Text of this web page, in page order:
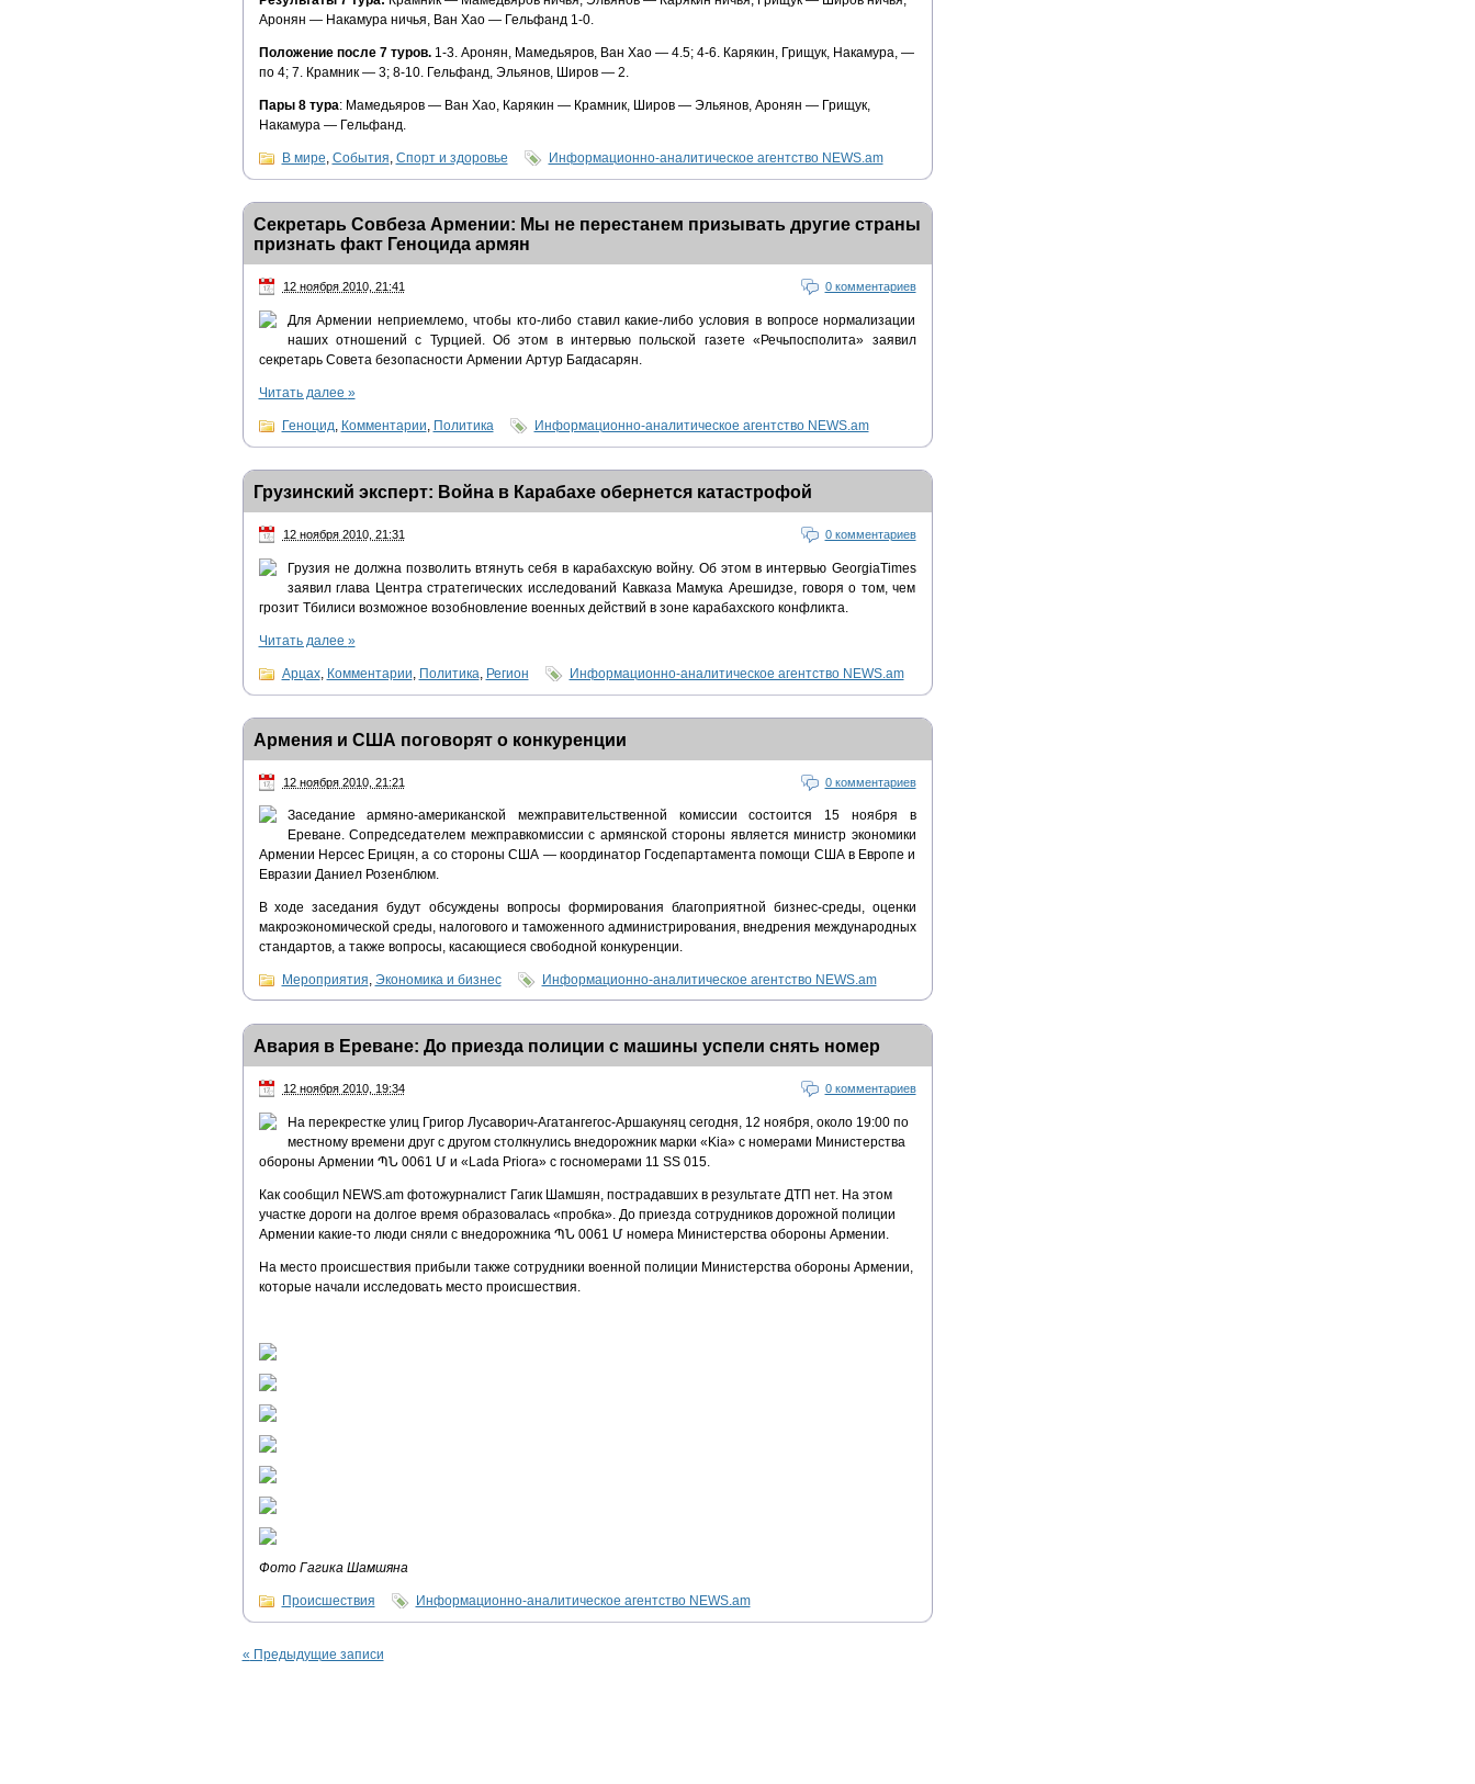
Аронян — Накамура ничья, Ван Хао — Гельфанд 1-0.
Положение после 7 туров.1-3. Аронян, Мамедьяров, Ван Хао — 4.5; 4-6. Карякин, Грищук, Накамура, —
по 4; 7. Крамник — 3; 8-10. Гельфанд, Эльянов, Широв — 2.
Пары 8 тура: Мамедьяров — Ван Хао, Карякин — Крамник, Широв — Эльянов, Аронян — Грищук,
Накамура — Гельфанд.
В мире, События, Спорт и здоровье Информационно-аналитическое агентство NEWS.am
Секретарь Совбеза Армении: Мы не перестанем призывать другие страны
признать факт Геноцида армян
12 ноября 2010, 21:41 0 комментариев
Для Армении неприемлемо, чтобы кто-либо ставил какие-либо условия в вопросе нормализации
наших отношений с Турцией. Об этом в интервью польской газете «Речьпосполита» заявил
секретарь Совета безопасности Армении Артур Багдасарян.
Читать далее »
Геноцид, Комментарии, Политика Информационно-аналитическое агентство NEWS.am
Грузинский эксперт: Война в Карабахе обернется катастрофой
12 ноября 2010, 21:31 0 комментариев
Грузия не должна позволить втянуть себя в карабахскую войну. Об этом в интервью GeorgiaTimes
заявил глава Центра стратегических исследований Кавказа Мамука Арешидзе, говоря о том, чем
грозит Тбилиси возможное возобновление военных действий в зоне карабахского конфликта.
Читать далее »
Арцах, Комментарии Политика Регион Информационно-аналитическое агентство NEWS.am
Армения и США поговорят о конкуренции
12 ноября 2010, 21:21 0 комментариев
Заседание армяно-американской межправительственной комиссии состоится 15 ноября в
Ереване. Сопредседателем межправкомиссии с армянской стороны является министр экономики
Армении Нерсес Ерицян, а со стороны США — координатор Госдепартамента помощи США в Европе и
Евразии Даниел Розенблюм.
В ходе заседания будут обсуждены вопросы формирования благоприятной бизнес-среды, оценки
макроэкономической среды, налогового и таможенного администрирования, внедрения международных
стандартов, а также вопросы, касающиеся свободной конкуренции.
Мероприятия, Экономика и бизнес Информационно-аналитическое агентство NEWS.am
Авария в Ереване: До приезда полиции с машины успели снять номер
12 ноября 2010, 19:34 0 комментариев
На перекрестке улиц Григор Лусаворич-Агатангегос-Аршакуняц сегодня, 12 ноября, около 19:00 по
местному времени друг с другом столкнулись внедорожник марки «Kia» с номерами Министерства
обороны Армении ՊՆ 0061 Մ и «Lada Priora» с госномерами 11 SS 015.
Как сообщил NEWS.am фотожурналист Гагик Шамшян, пострадавших в результате ДТП нет. На этом
участке дороги на долгое время образовалась «пробка». До приезда сотрудников дорожной полиции
Армении какие-то люди сняли с внедорожника ՊՆ 0061 Մ номера Министерства обороны Армении.
На место происшествия прибыли также сотрудники военной полиции Министерства обороны Армении,
которые начали исследовать место происшествия.
Фото Гагика Шамшяна
Происшествия Информационно-аналитическое агентство NEWS.am
« Предыдущие записи